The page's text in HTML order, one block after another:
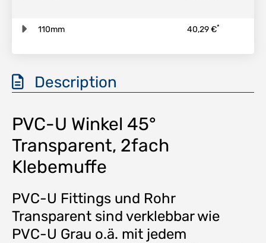
110mm 40,29 €*
Description
PVC-U Winkel 45°
Transparent, 2fach
Klebemuffe
PVC-U Fittings und Rohr
Transparent sind verklebbar wie
PVC-U Grau o.ä. mit jedem